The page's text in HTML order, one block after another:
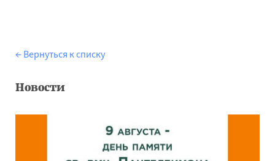
← Вернуться к списку
Новости